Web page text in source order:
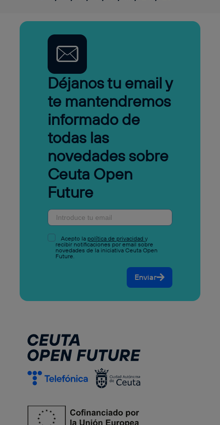
Déjanos tu email y
te mantendremos
informado de
todas las
novedades sobre
Ceuta Open
Future
Acepto la política de privacidad y
recibir notificaciones por email sobre
novedades de la iniciativa Ceuta Open
Future.
Enviar